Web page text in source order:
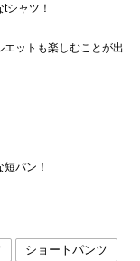
シャツ！
ットも楽しむことが出
パン！
ショートパンツ